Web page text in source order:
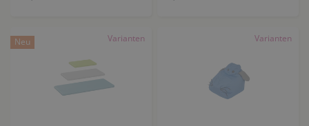
Varianten
Neu Varianten